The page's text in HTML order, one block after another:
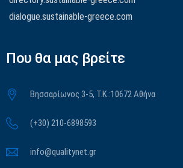
dialogue.sustainable-greece.com
Που θα μας βρείτε
Βησσαρίωνος 3-5, Τ.Κ.:10672 Αθήνα
(+30) 210-6898593
info@qualitynet.gr